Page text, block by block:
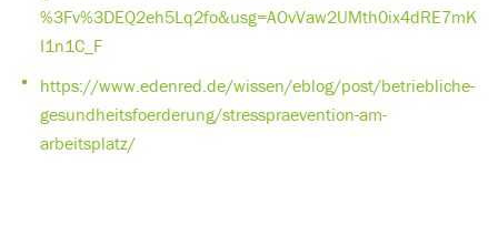
%3Fv%3DEQ2eh5Lq2fo&usg=AOvVaw2UMth0ix4dRE7mK
I1n1C_F
https://www.edenred.de/wissen/eblog/post/betriebliche-
gesundheitsfoerderung/stresspraevention-am-
arbeitsplatz/